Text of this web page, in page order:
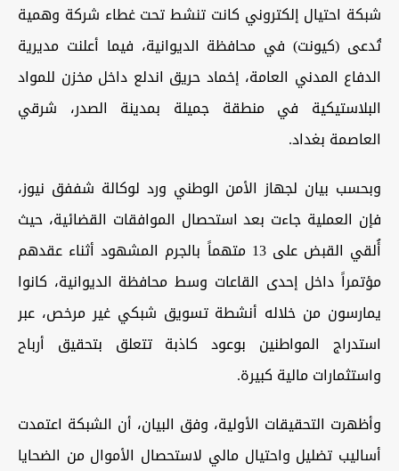
شبكة احتيال إلكتروني كانت تنشط تحت غطاء شركة وهمية
تُدعى (كيونت) في محافظة الديوانية، فيما أعلنت مديرية
الدفاع المدني العامة، إخماد حريق اندلع داخل مخزن للمواد
البلاستيكية في منطقة جميلة بمدينة الصدر، شرقي
العاصمة بغداد.
وبحسب بيان لجهاز الأمن الوطني ورد لوكالة شففق نيوز،
فإن العملية جاءت بعد استحصال الموافقات القضائية، حيث
أُلقي القبض على 13 متهماً بالجرم المشهود أثناء عقدهم
مؤتمراً داخل إحدى القاعات وسط محافظة الديوانية، كانوا
يمارسون من خلاله أنشطة تسويق شبكي غير مرخص، عبر
استدراج المواطنين بوعود كاذبة تتعلق بتحقيق أرباح
واستثمارات مالية كبيرة.
وأظهرت التحقيقات الأولية، وفق البيان، أن الشبكة اعتمدت
أساليب تضليل واحتيال مالي لاستحصال الأموال من الضحايا